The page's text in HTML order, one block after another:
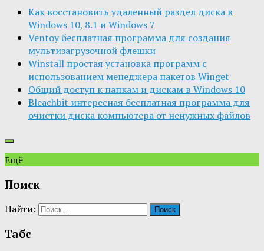
Как восстановить удаленный раздел диска в
Windows 10, 8.1 и Windows 7
Ventoy бесплатная программа для создания
мультизагрузочной флешки
Winstall простая установка программ с
использованием менеджера пакетов Winget
Общий доступ к папкам и дискам в Windows 10
Bleachbit интересная бесплатная программа для
очистки диска компьютера от ненужных файлов
Ещё
Поиск
Найти:
Табс